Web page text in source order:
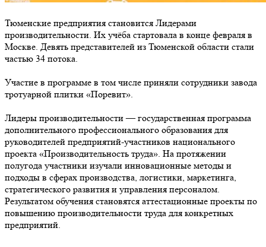
Тюменские предприятия становится Лидерами
производительности. Их учёба стартовала в конце февраля в
Москве. Девять представителей из Тюменской области стали
частью 34 потока.
Участие в программе в том числе приняли сотрудники завода
тротуарной плитки «Поревит».
Лидеры производительности — государственная программа
дополнительного профессионального образования для
руководителей предприятий-участников национального
проекта «Производительность труда». На протяжении
полугода участники изучали инновационные методы и
подходы в сферах производства, логистики, маркетинга,
стратегического развития и управления персоналом.
Результатом обучения становятся аттестационные проекты по
повышению производительности труда для конкретных
предприятий.